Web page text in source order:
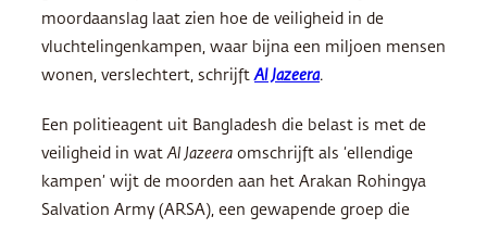
moordaanslag laat zien hoe de veiligheid in de
vluchtelingenkampen, waar bijna een miljoen mensen
wonen, verslechtert, schrijft Al Jazeera.
Een politieagent uit Bangladesh die belast is met de
veiligheid in wat Al Jazeera omschrijft als ‘ellendige
kampen’ wijt de moorden aan het Arakan Rohingya
Salvation Army (ARSA), een gewapende groep die